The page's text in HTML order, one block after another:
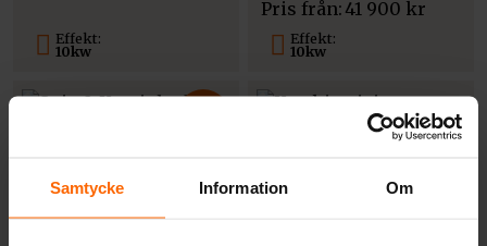
Samtycke Information Om
Effekt:
10kw
Effekt:
10kw
Pris från: 41 900 kr